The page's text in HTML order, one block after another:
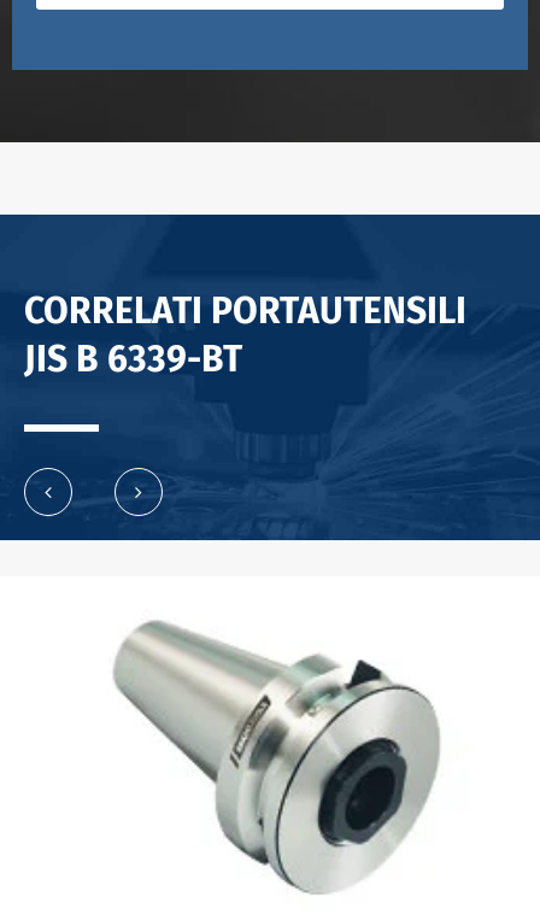
CORRELATI PORTAUTENSILI
JIS B 6339-BT